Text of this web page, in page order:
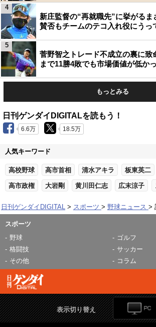
新庄監督の“再就職先”に挙がるま
賛否もチームのテコ入れ役にうっ
4
菅野智之トレード不成立の裏に
まで11勝4敗でも市場価値が低か
5
もっとみる
日刊ゲンダイDIGITALを読もう！
6.6万 18.5万
人気キーワード
高校野球 高市首相 清水アキラ 板東英二
高市政権 大岩剛 黄川田仁志 広末涼子
日刊ゲンダイDIGITAL スポーツ 野球ニュース
スポーツ
野球
ゴルフ
格闘技
サッカー
その他
コラム
表示切り替え